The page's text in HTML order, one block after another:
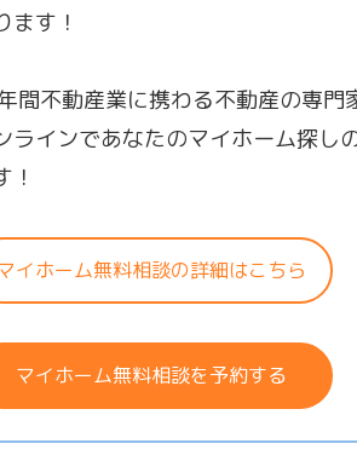
ます！
間不動産業に携わる不動産の専門
ラインであなたのマイホーム探し
！
イホーム無料相談の詳細はこちら
マイホーム無料相談を予約する